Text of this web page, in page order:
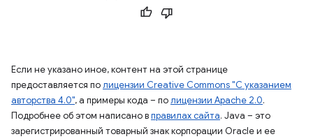
Если не указано иное, контент на этой странице
предоставляется полицензии Creative Commons "С указанием
авторства 4.0", а примеры кода – полицензии Apache 2.0.
Подробнее об этом написано вправилах сайта. Java – это
зарегистрированный товарный знак корпорации Oracle и ее